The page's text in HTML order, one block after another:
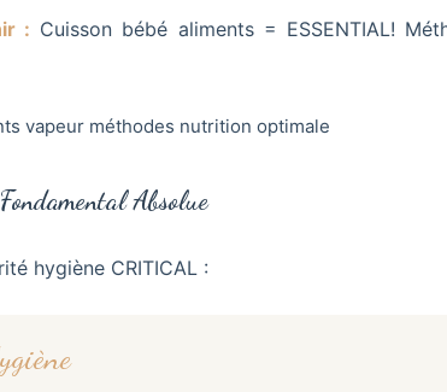
: Cuisson bébé aliments = ESSENTIAL!
Absolue
hygiène CRITICAL :